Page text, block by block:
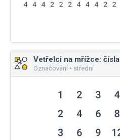
Vetřelci na mřížce: čísla
Označování • střední